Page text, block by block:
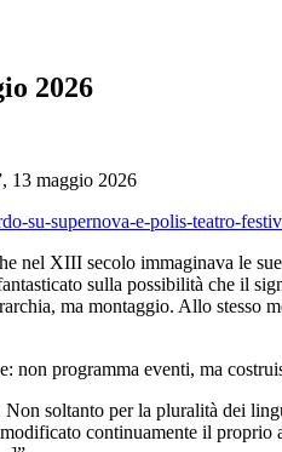
2026
13 maggio 2026
su-supernova-e-polis-teatro-
nel XIII secolo immaginava le
sulla possibilità che il
ma montaggio. Allo
non programma eventi, ma
Non soltanto per la pluralità dei
continuamente il